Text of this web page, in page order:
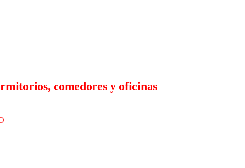
comedores y oficinas